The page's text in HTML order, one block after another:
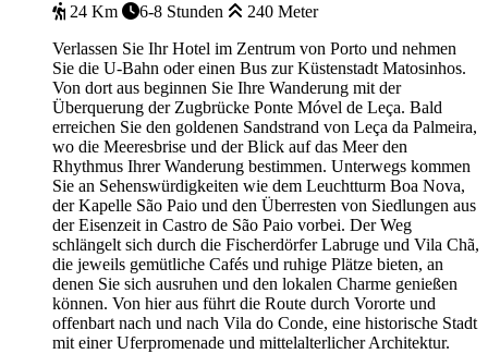
24 Km 6-8 Stunden
240 Meter
Verlassen Sie Ihr Hotel im Zentrum von Porto und nehmen
Sie die U-Bahn oder einen Bus zur Küstenstadt Matosinhos.
Von dort aus beginnen Sie Ihre Wanderung mit der
Überquerung der Zugbrücke Ponte Móvel de Leça. Bald
erreichen Sie den goldenen Sandstrand von Leça da Palmeira,
wo die Meeresbrise und der Blick auf das Meer den
Rhythmus Ihrer Wanderung bestimmen. Unterwegs kommen
Sie an Sehenswürdigkeiten wie dem Leuchtturm Boa Nova,
der Kapelle São Paio und den Überresten von Siedlungen aus
der Eisenzeit in Castro de São Paio vorbei. Der Weg
schlängelt sich durch die Fischerdörfer Labruge und Vila Chã,
die jeweils gemütliche Cafés und ruhige Plätze bieten, an
denen Sie sich ausruhen und den lokalen Charme genießen
können. Von hier aus führt die Route durch Vororte und
offenbart nach und nach Vila do Conde, eine historische Stadt
mit einer Uferpromenade und mittelalterlicher Architektur.